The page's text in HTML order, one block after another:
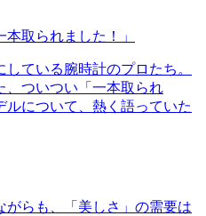
取られました！」
ている腕時計のプロたち。
、ついつい「一本取られ
ルについて、熱く語っていた
がらも、「美しさ」の需要は